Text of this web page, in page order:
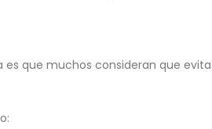
que muchos consideran que